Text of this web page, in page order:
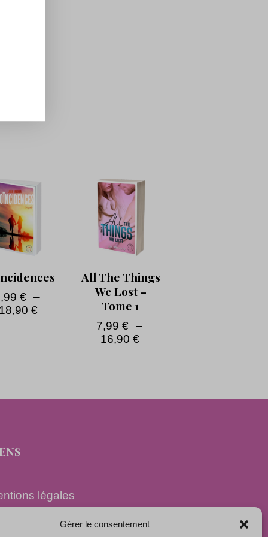
Gérer le consentement
€
–
18,90 €
All The Things
We Lost –
Tome 1
7,99 €
–
16,90€
légales
générales de vente